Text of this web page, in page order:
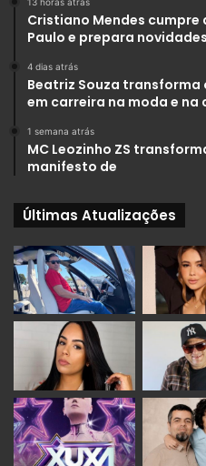
Cristiano Mendes
Paulo e prepara
4 dias atrás
Beatriz Souza
em carreira na moda e na
1 semana atrás
MC Leozinho ZS
manifesto de
Últimas Atualizações